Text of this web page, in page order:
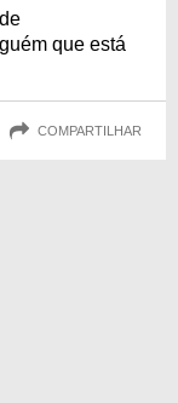
que está
COMPARTILHAR